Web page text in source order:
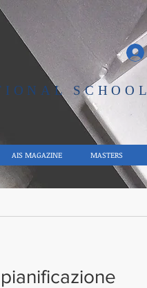
SCHOOL
AIS MAGAZINE MASTERS